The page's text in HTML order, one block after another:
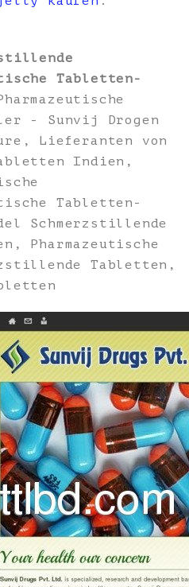
Tabletten-
- Sunvij Drogen
Lieferanten von
Indien,
Tabletten-
Schmerzstillende
Pharmazeutische
Tabletten,